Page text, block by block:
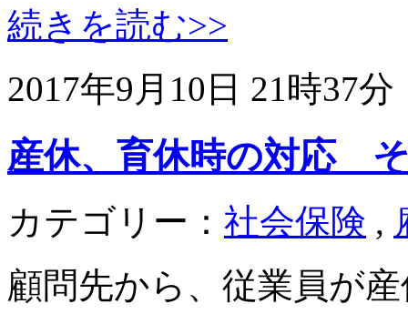
続きを読む>>
2017年9月10日 21時37分
産休、育休時の対応
カテゴリー： 社会保険 ,
顧問先から、従業員が